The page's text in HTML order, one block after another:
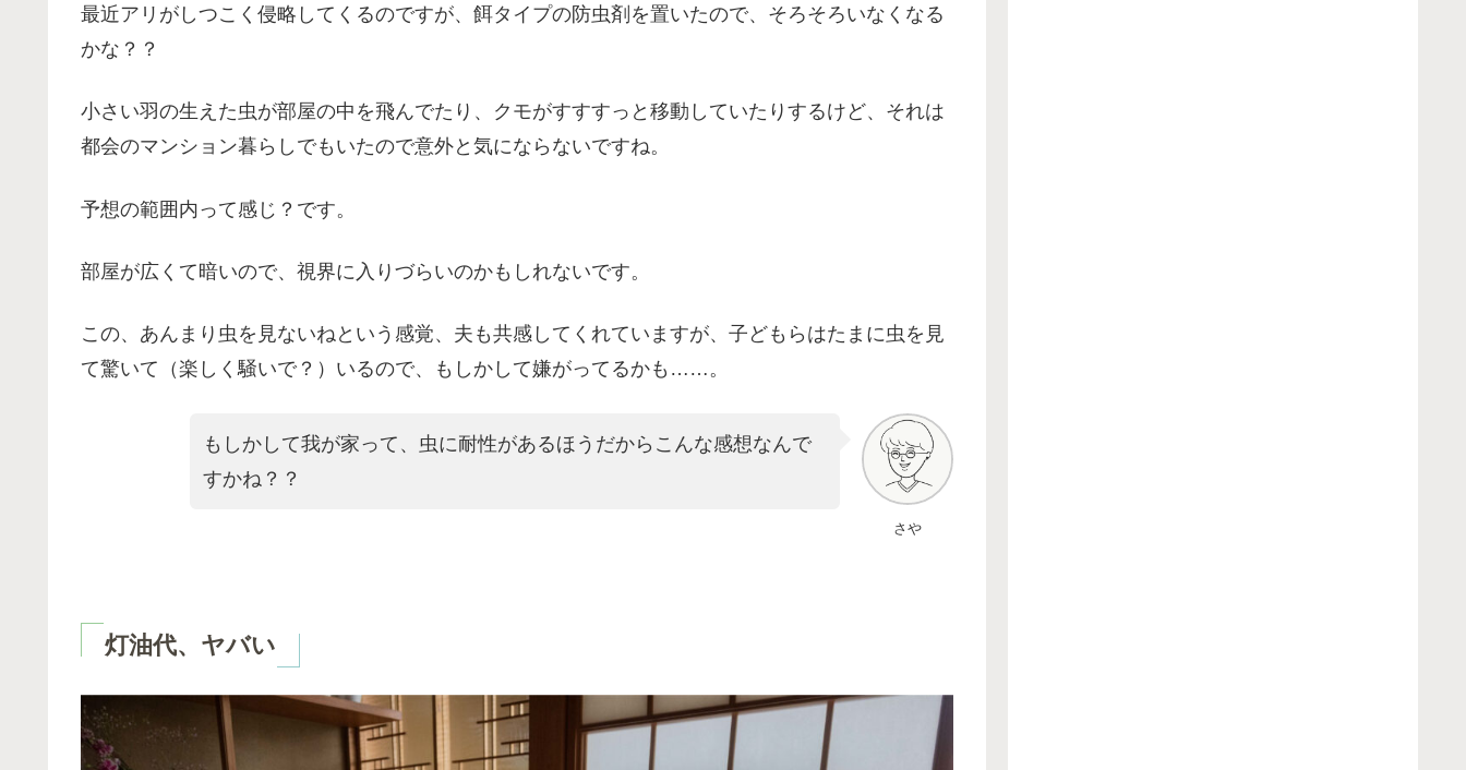
最近アリがしつこく侵略してくるのですが、餌タイプの防虫剤を置いたので、そろそろいなくなる
かな？？
小さい羽の生えた虫が部屋の中を飛んでたり、クモがすすすっと移動していたりするけど、それは
都会のマンション暮らしでもいたので意外と気にならないですね。
予想の範囲内って感じ？です。
部屋が広くて暗いので、視界に入りづらいのかもしれないです。
この、あんまり虫を見ないねという感覚、夫も共感してくれていますが、子どもらはたまに虫を見
て驚いて（楽しく騒いで？）いるので、もしかして嫌がってるかも……。
さや
もしかして我が家って、虫に耐性があるほうだからこんな感想なんで
すかね？？
灯油代、ヤバい